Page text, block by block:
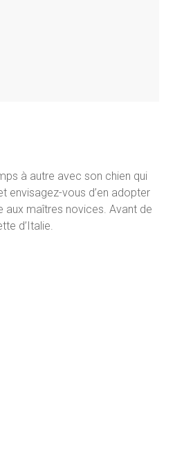
à autre avec son chien qui
envisagez-vous d’en adopter
aux maîtres novices. Avant de
d’Italie.